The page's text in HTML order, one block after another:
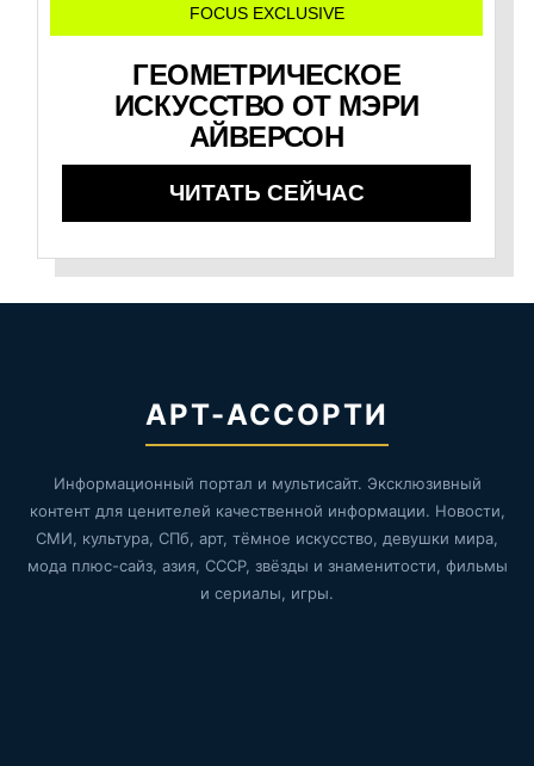
FOCUS EXCLUSIVE
ГЕОМЕТРИЧЕСКОЕ
ИСКУССТВО ОТ МЭРИ
АЙВЕРСОН
ЧИТАТЬ СЕЙЧАС
АРТ-АССОРТИ
Информационный портал и мультисайт. Эксклюзивный
контент для ценителей качественной информации. Новости,
СМИ, культура, СПб, арт, тёмное искусство, девушки мира,
мода плюс-сайз, азия, СССР, звёзды и знаменитости, фильмы
и сериалы, игры.